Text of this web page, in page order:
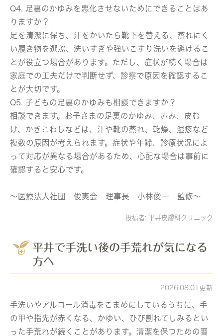
Q4. 足裏のかゆみを悪化させないためにできることはあ
りますか？
足を清潔に保ち、汗をかいたら靴下を替える、蒸れにく
い履き物を選ぶ、洗いすぎや強いこすり洗いを避けるこ
とが役立つ場合があります。ただし、症状が続く場合は
家庭での工夫だけで判断せず、診察で原因を確認するこ
とが大切です。
Q5. 子どもの足裏のかゆみも相談できますか？
相談できます。お子さまの足裏のかゆみ、赤み、皮む
け、かきこわしなどは、汗や靴の蒸れ、乾燥、湿疹など
複数の原因が考えられます。症状や年齢、診療状況によ
って対応が異なる場合があるため、心配な場合は事前に
確認すると安心です。
～医療法人社団 俊爽会 理事長 小林俊一 監修～
投稿者: 平井皮膚科クリニック
平井で手洗い後の手荒れが気になる
方へ
2026.08.01更新
手洗いやアルコール消毒をこまめにしているうちに、手
の甲や指先が赤くなる、かゆい、ひび割れてしみるとい
った手荒れが続くことがあります。清潔を保つための習